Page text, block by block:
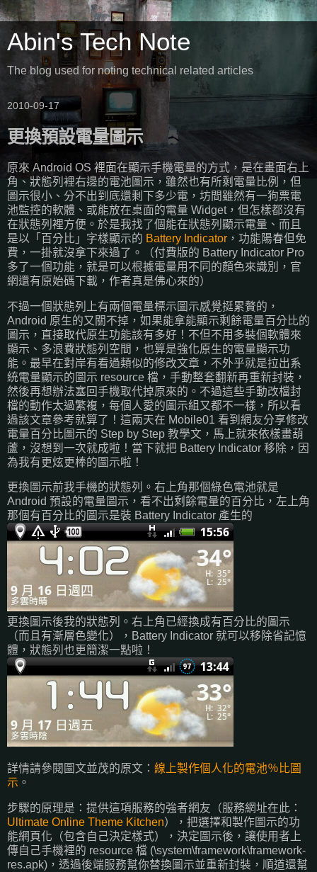
Abin's Tech Note
The blog used for noting technical related articles
2010-09-17
更換預設電量圖示
原來 Android OS 裡面在顯示手機電量的方式，是在畫面右上
角、狀態列裡右邊的電池圖示，雖然也有所剩電量比例，但
圖示很小、分不出到底還剩下多少電，坊間雖然有一狗票電
池監控的軟體、或能放在桌面的電量 Widget，但怎樣都沒有
在狀態列裡方便。於是我找了個能在狀態列顯示電量、而且
是以「百分比」字樣顯示的 Battery Indicator ，功能陽春但免
費，一掛就沒拿下來過了。（付費版的 Battery Indicator Pro
多了一個功能，就是可以根據電量用不同的顏色來識別，官
網還有原始碼下載，作者真是佛心來的）
不過一個狀態列上有兩個電量標示圖示感覺挺累贅的，
Android 原生的又關不掉，如果能拿能顯示剩餘電量百分比的
圖示，直接取代原生功能該有多好！不但不用多裝個軟體來
顯示、多浪費狀態列空間，也算是強化原生的電量顯示功
能。最早在對岸有看過類似的修改文章，不外乎就是拉出系
統電量顯示的圖示 resource 檔，手動整套翻新再重新封裝，
然後再想辦法塞回手機取代掉原來的。不過這些手動改檔封
檔的動作太過繁複，每個人愛的圖示組又都不一樣，所以看
過該文章參考就算了！這兩天在 Mobile01 看到網友分享修改
電量百分比圖示的 Step by Step 教學文，馬上就來依樣畫葫
蘆，沒想到一次就成啦！當下就把 Battery Indicator 移除，因
為我有更炫更棒的圖示啦！
更換圖示前我手機的狀態列。右上角那個綠色電池就是
Android 預設的電量圖示，看不出剩餘電量的百分比，左上角
那個有百分比的圖示是裝 Battery Indicator 產生的
更換圖示後我的狀態列。右上角已經換成有百分比的圖示
（而且有漸層色變化），Battery Indicator 就可以移除省記憶
體，狀態列也更簡潔一點啦！
詳情請參閱圖文並茂的原文： 線上製作個人化的電池％比圖
示 。
步驟的原理是：提供這項服務的強者網友（服務網址在此：
Ultimate Online Theme Kitchen），把選擇和製作圖示的功
能網頁化（包含自己決定樣式），決定圖示後，讓使用者上
傳自己手機裡的 resource 檔 (\system\framework\framework-
res.apk)，透過後端服務幫你替換圖示並重新封裝，順道還幫